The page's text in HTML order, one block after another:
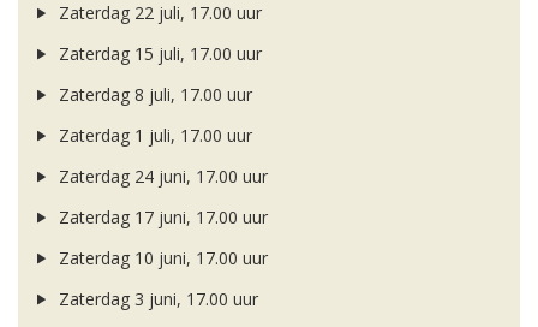
Zaterdag 22 juli, 17.00 uur
Zaterdag 15 juli, 17.00 uur
Zaterdag 8 juli, 17.00 uur
Zaterdag 1 juli, 17.00 uur
Zaterdag 24 juni, 17.00 uur
Zaterdag 17 juni, 17.00 uur
Zaterdag 10 juni, 17.00 uur
Zaterdag 3 juni, 17.00 uur